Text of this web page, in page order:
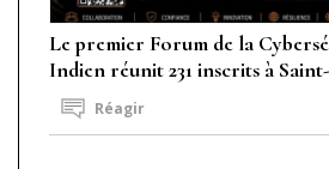
Le premier Forum de la
Indien réunit 231 inscrits à
Réagir